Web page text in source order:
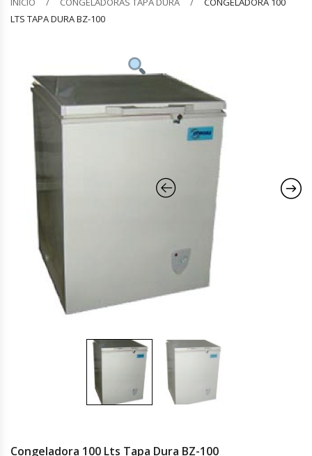
Barquilleras
Bolsas De Sellado Al Vacío
Cafeteras
Calentadores De Platos
Cámaras Fermentadoras
Campanas Industriales
Carros Bandejeros
Cocedoras De Pastas
Cocinas Industriales
Encimeras Eléctricas
Congeladoras Tapa Dura
LTS TAPA DURA BZ-100
Congeladora 100 Lts Tapa Dura BZ-100